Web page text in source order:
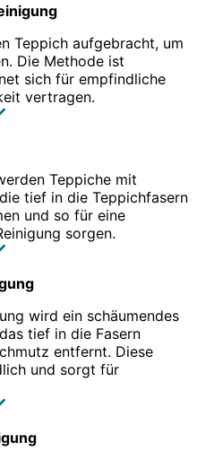
Teppich aufgebracht, um
Die Methode ist
sich für empfindliche
vertragen.
Teppiche mit
tief in die Teppichfasern
und so für eine
sorgen.
wird ein schäumendes
tief in die Fasern
entfernt. Diese
und sorgt für